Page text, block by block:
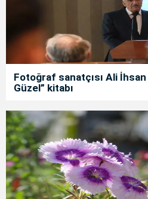
Fotoğraf sanatçısı Ali İhsan
Güzel” kitabı